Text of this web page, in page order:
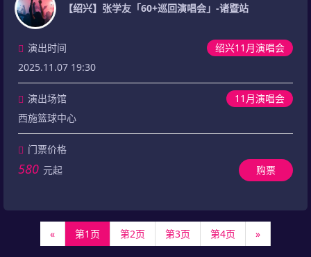
【绍兴】张学友「60+巡回演唱会」-诸暨站
绍兴11月演唱会
演出时间
2025.11.07 19:30
11月演唱会
演出场馆
西施篮球中心
门票价格
580 元起 购票
« 第1页 第2页 第3页 第4页 »